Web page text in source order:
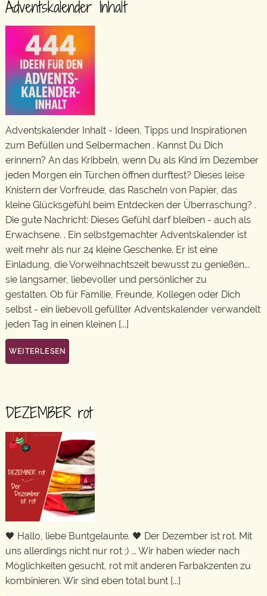
Adventskalender Inhalt
Adventskalender Inhalt - Ideen, Tipps und Inspirationen
zum Befüllen und Selbermachen . Kannst Du Dich
erinnern? An das Kribbeln, wenn Du als Kind im Dezember
jeden Morgen ein Türchen öffnen durftest? Dieses leise
Knistern der Vorfreude, das Rascheln von Papier, das
kleine Glücksgefühl beim Entdecken der Überraschung? .
Die gute Nachricht: Dieses Gefühl darf bleiben - auch als
Erwachsene. . Ein selbstgemachter Adventskalender ist
weit mehr als nur 24 kleine Geschenke. Er ist eine
Einladung, die Vorweihnachtszeit bewusst zu genießen...
sie langsamer, liebevoller und persönlicher zu
gestalten. Ob für Familie, Freunde, Kollegen oder Dich
selbst - ein liebevoll gefüllter Adventskalender verwandelt
jeden Tag in einen kleinen [...]
WEITERLESEN
DEZEMBER rot
🖤 Hallo, liebe Buntgelaunte. 🖤 Der Dezember ist rot. Mit
uns allerdings nicht nur rot ;) ... Wir haben wieder nach
Möglichkeiten gesucht, rot mit anderen Farbakzenten zu
kombinieren. Wir sind eben total bunt [...]